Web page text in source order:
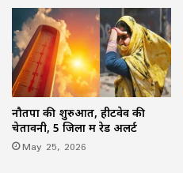
नौतपा की शुरुआत, हीटवेव की
चेतावनी, 5 जिलों में रेड अलर्ट
May 25, 2026